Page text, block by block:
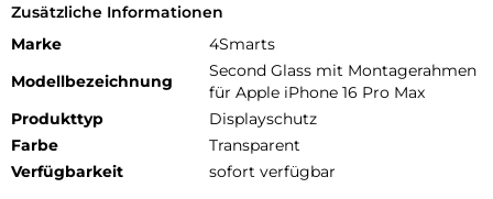
Zusätzliche Informationen
Marke
4Smarts
Modellbezeichnung
Second Glass mit Montagerahmen
für Apple iPhone 16 Pro Max
Produkttyp
Displayschutz
Farbe
Transparent
Verfügbarkeit
sofort verfügbar